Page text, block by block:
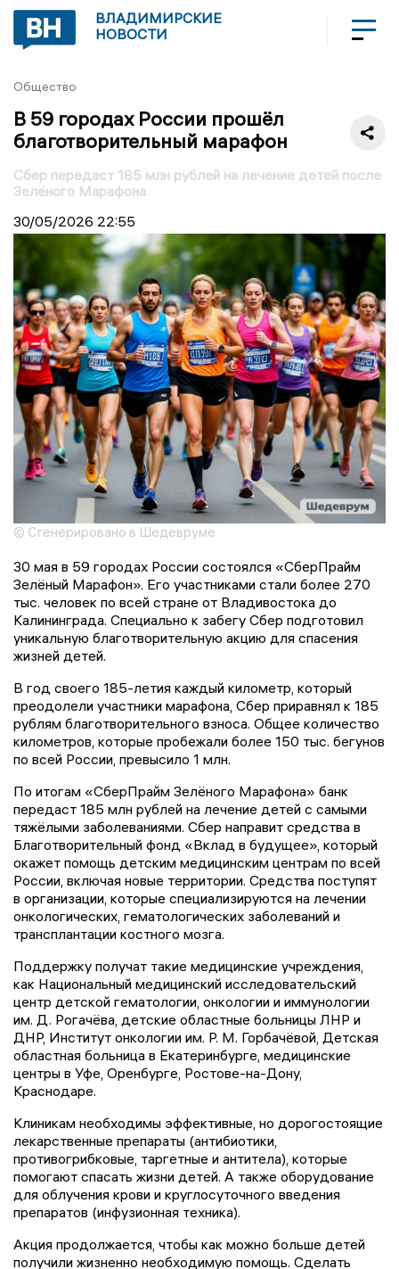
ВЛАДИМИРСКИЕ
НОВОСТИ
Общество
В 59 городах России прошёл
благотворительный марафон
Сбер передаст 185 млн рублей на лечение детей после
Зелёного Марафона
30/05/2026 22:55
© Сгенерировано в Шедевруме
30 мая в 59 городах России состоялся «СберПрайм
Зелёный Марафон». Его участниками стали более 270
тыс. человек по всей стране от Владивостока до
Калининграда. Специально к забегу Сбер подготовил
уникальную благотворительную акцию для спасения
жизней детей.
В год своего 185-летия каждый километр, который
преодолели участники марафона, Сбер приравнял к 185
рублям благотворительного взноса. Общее количество
километров, которые пробежали более 150 тыс. бегунов
по всей России, превысило 1 млн.
По итогам «СберПрайм Зелёного Марафона» банк
передаст 185 млн рублей на лечение детей с самыми
тяжёлыми заболеваниями. Сбер направит средства в
Благотворительный фонд «Вклад в будущее», который
окажет помощь детским медицинским центрам по всей
России, включая новые территории. Средства поступят
в организации, которые специализируются на лечении
онкологических, гематологических заболеваний и
трансплантации костного мозга.
Поддержку получат такие медицинские учреждения,
как Национальный медицинский исследовательский
центр детской гематологии, онкологии и иммунологии
им. Д. Рогачёва, детские областные больницы ЛНР и
ДНР, Институт онкологии им. Р. М. Горбачёвой, Детская
областная больница в Екатеринбурге, медицинские
центры в Уфе, Оренбурге, Ростове-на-Дону,
Краснодаре.
Клиникам необходимы эффективные, но дорогостоящие
лекарственные препараты (антибиотики,
противогрибковые, таргетные и антитела), которые
помогают спасать жизни детей. А также оборудование
для облучения крови и круглосуточного введения
препаратов (инфузионная техника).
Акция продолжается, чтобы как можно больше детей
получили жизненно необходимую помощь. Сделать